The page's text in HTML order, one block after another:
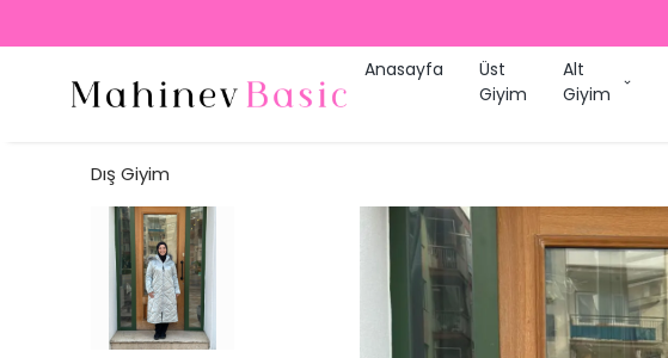
Anasayfa
Üst
Giyim
Alt
Giyim
Dış Giyim